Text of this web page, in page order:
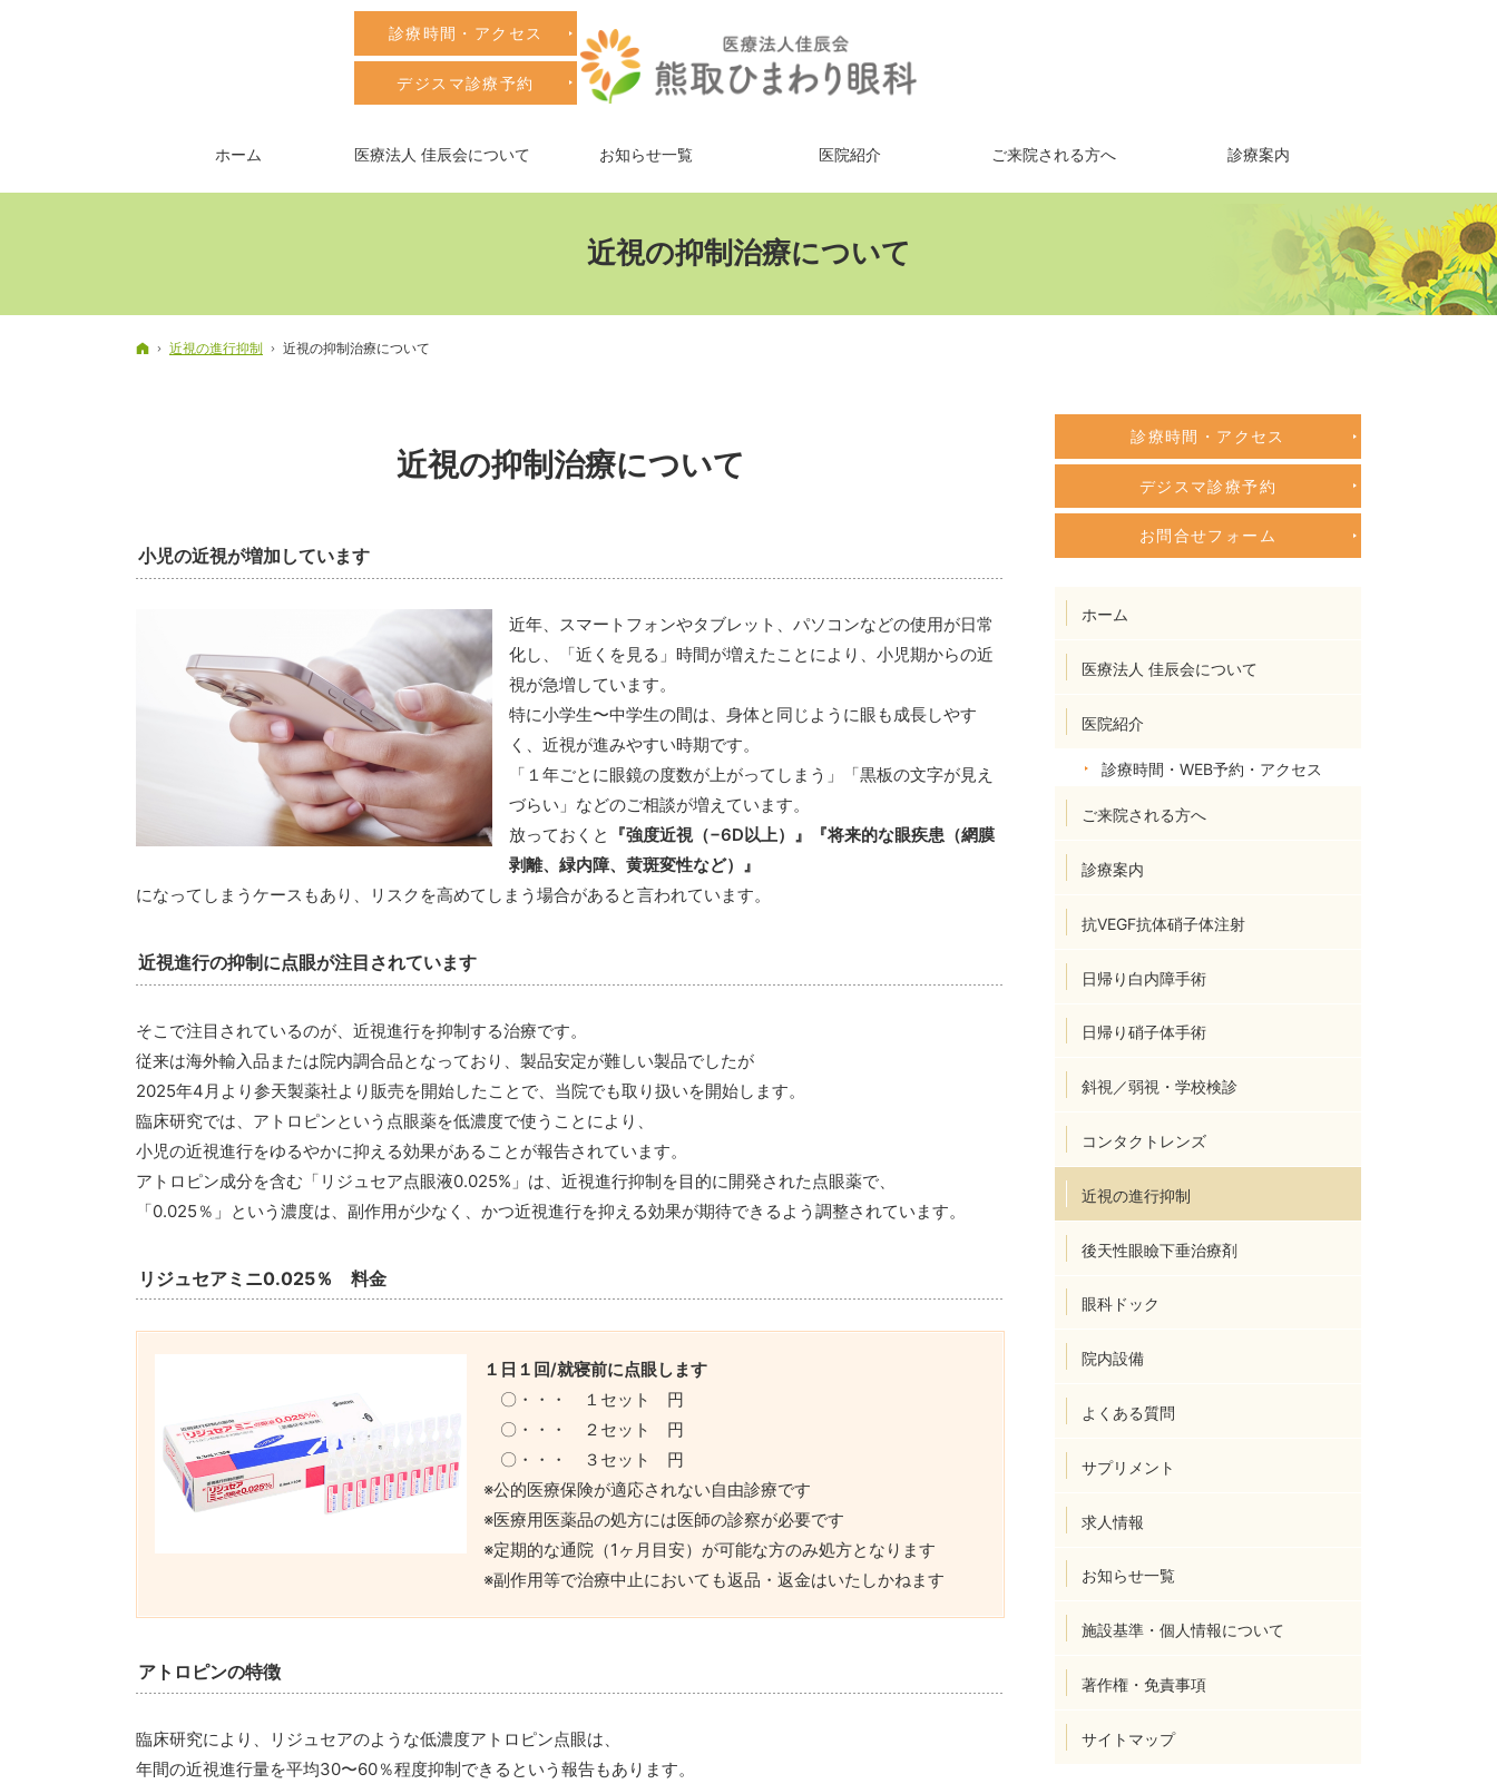
近視の抑制治療について
ホーム
近視の進行抑制 近視の抑制治療について
近視の抑制治療について
小児の近視が増加しています
近年、スマートフォンやタブレット、パソコンなどの使用が日常
化し、「近くを見る」時間が増えたことにより、小児期からの近
視が急増しています。
特に小学生〜中学生の間は、身体と同じように眼も成長しやす
く、近視が進みやすい時期です。
「１年ごとに眼鏡の度数が上がってしまう」「黒板の文字が見え
づらい」などのご相談が増えています。
放っておくと
『強度近視（−6D以上）』『将来的な眼疾患（網膜
剥離、緑内障、黄斑変性など）』
になってしまうケースもあり、リスクを高めてしまう場合があると言われています。
近視進行の抑制に点眼が注目されています
そこで注目されているのが、近視進行を抑制する治療です。
従来は海外輸入品または院内調合品となっており、製品安定が難しい製品でしたが
2025年4月より参天製薬社より販売を開始したことで、当院でも取り扱いを開始します。
臨床研究では、アトロピンという点眼薬を低濃度で使うことにより、
小児の近視進行をゆるやかに抑える効果があることが報告されています。
アトロピン成分を含む「リジュセア点眼液0.025%」は、近視進行抑制を目的に開発された点眼薬で、
「0.025％」という濃度は、副作用が少なく、かつ近視進行を抑える効果が期待できるよう調整されています。
リジュセアミニ0.025％ 料金
１日１回/就寝前に点眼します
〇・・・ １セット 円
〇・・・ ２セット 円
〇・・・ ３セット 円
※公的医療保険が適応されない自由診療です
※医療用医薬品の処方には医師の診察が必要です
※定期的な通院（1ヶ月目安）が可能な方のみ処方となります
※副作用等で治療中止においても返品・返金はいたしかねます
アトロピンの特徴
臨床研究により、リジュセアのような低濃度アトロピン点眼は、
年間の近視進行量を平均30〜60％程度抑制できるという報告もあります。
診療時間・アクセス
デジスマ診療予約
お問合せフォーム
ホーム
医療法人 佳辰会について
医院紹介
診療時間・WEB予約・アクセス
ご来院される方へ
診療案内
抗VEGF抗体硝子体注射
日帰り白内障手術
日帰り硝子体手術
斜視／弱視・学校検診
コンタクトレンズ
近視の進行抑制
後天性眼瞼下垂治療剤
眼科ドック
院内設備
よくある質問
サプリメント
求人情報
お知らせ一覧
施設基準・個人情報について
著作権・免責事項
サイトマップ
診療時間・アクセス
デジスマ診療予約
ホーム 医療法人 佳辰会について お知らせ一覧 医院紹介 ご来院される方へ 診療案内